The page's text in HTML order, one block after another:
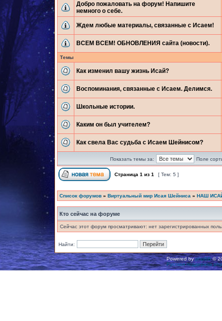
Добро пожаловать на форум! Напишите
немного о себе.
Ждем любые материалы, связанные с Исаем!
ВСЕМ ВСЕМ! ОБНОВЛЕНИЯ сайта (новости).
Темы
Как изменил вашу жизнь Исай?
Воспоминания, связанные с Исаем. Делимся.
Школьные истории.
Каким он был учителем?
Как свела Вас судьба с Исаем Шейнисом?
Показать темы за: Поле
Страница 1 из 1 [ Тем: 5 ]
Список форумов » Виртуальный мир Исая Шейниса » НАШ
Кто сейчас на форуме
Сейчас этот форум просматривают: нет зарегистрированных
Найти:
Powered byphpBB©
Русская поддержка